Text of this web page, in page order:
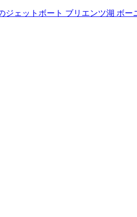
ジェットボート ブリエンツ湖 ボー